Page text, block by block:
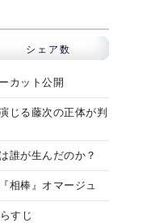
シェア数
カット公開
じる藤次の正体が判
誰が生んだのか？
相棒』オマージュ
すじ